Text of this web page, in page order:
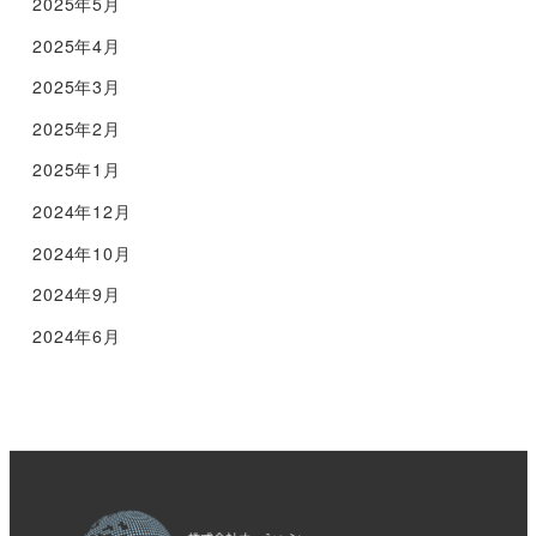
2025年4月
2025年3月
2025年2月
2025年1月
2024年12月
2024年10月
2024年9月
2024年6月